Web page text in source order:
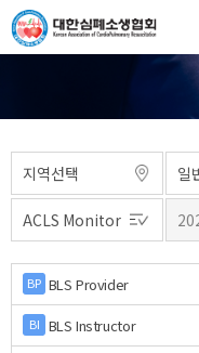
BP BLS Provider
BI BLS Instructor